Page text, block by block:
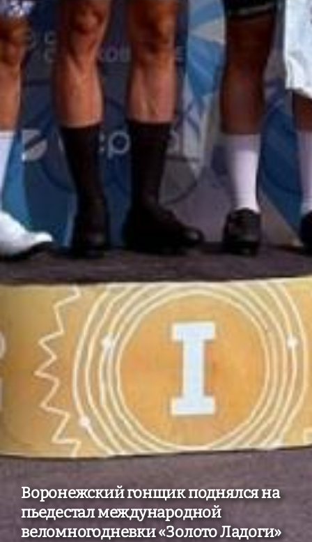
Воронежский гонщик поднялся на
пьедестал международной
веломногодневки «Золото Ладоги»